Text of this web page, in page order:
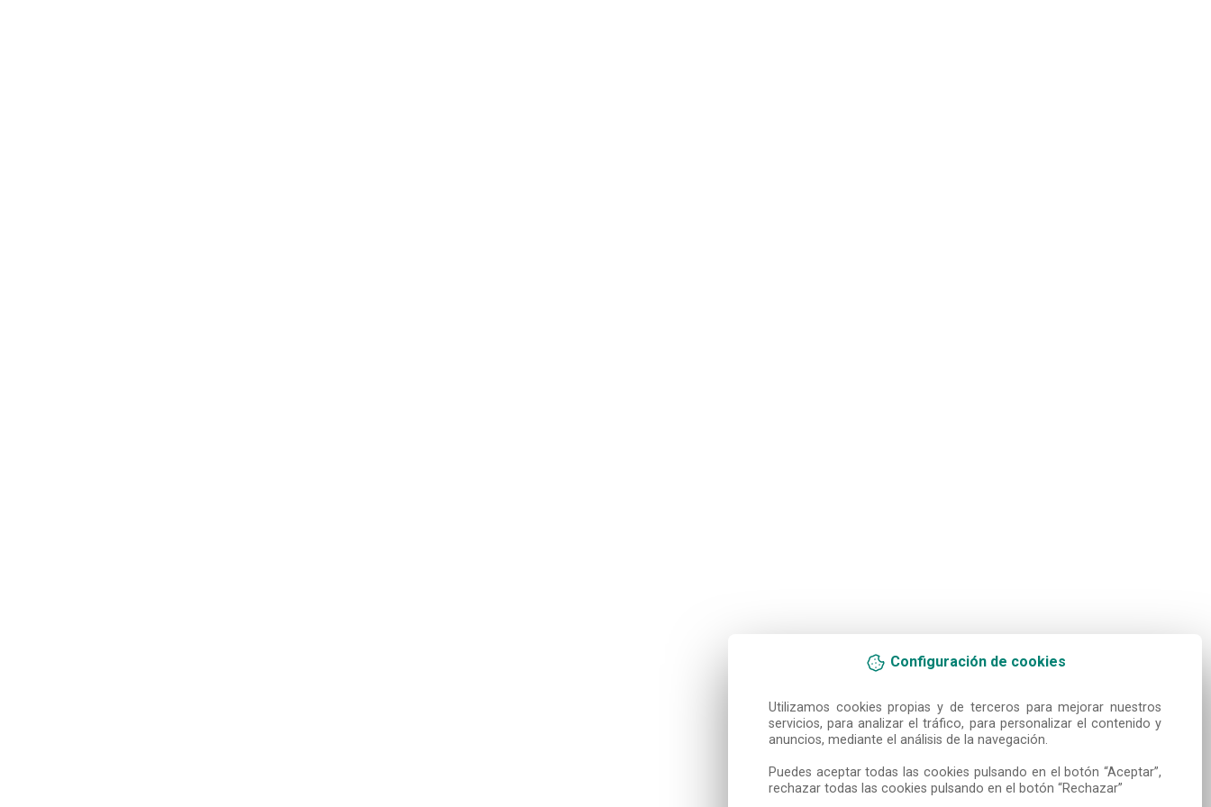
Configuración de cookies
Utilizamos cookies propias y de terceros para mejorar nuestros
servicios, para analizar el tráfico, para personalizar el contenido y
anuncios, mediante el análisis de la navegación.
Puedes aceptar todas las cookies pulsando en el botón “Aceptar”,
rechazar todas las cookies pulsando en el botón “Rechazar”